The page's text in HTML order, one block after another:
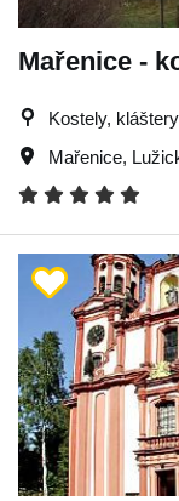
Mařenice -
Kostely,
Mařenice,